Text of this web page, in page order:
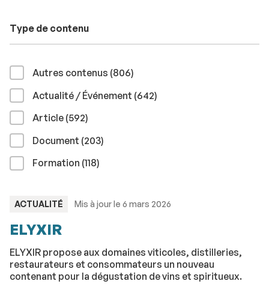
Type de contenu
Autres contenus (806résultats
)
Actualité / Événement (642résultats
)
Article (592résultats
)
Document (203résultats
)
Formation (118résultats
)
TYPE
ACTUALITÉ Mis à jour le 6 mars 2026
ELYXIR
ELYXIR propose aux domaines viticoles, distilleries,
restaurateurs et consommateurs un nouveau
contenant pour la dégustation de vins et spiritueux.